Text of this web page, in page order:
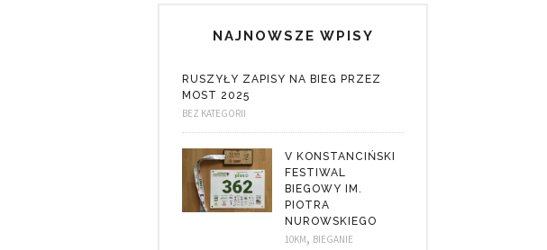
NAJNOWSZE WPISY
RUSZYŁY ZAPISY NA BIEG PRZEZ
MOST 2025
BEZ KATEGORII
V KONSTANCIŃSKI
FESTIWAL
BIEGOWY IM.
PIOTRA
NUROWSKIEGO
10KM, BIEGANIE